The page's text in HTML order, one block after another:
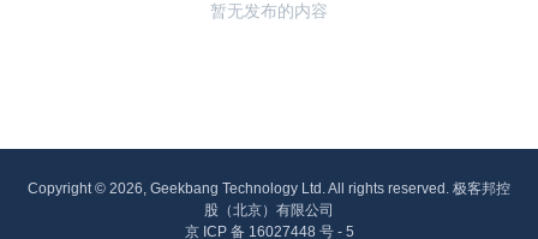
暂无发布的内容
Copyright © 2026, Geekbang Technology Ltd. All rights reserved. 极客邦控
股（北京）有限公司
京 ICP 备 16027448 号 - 5